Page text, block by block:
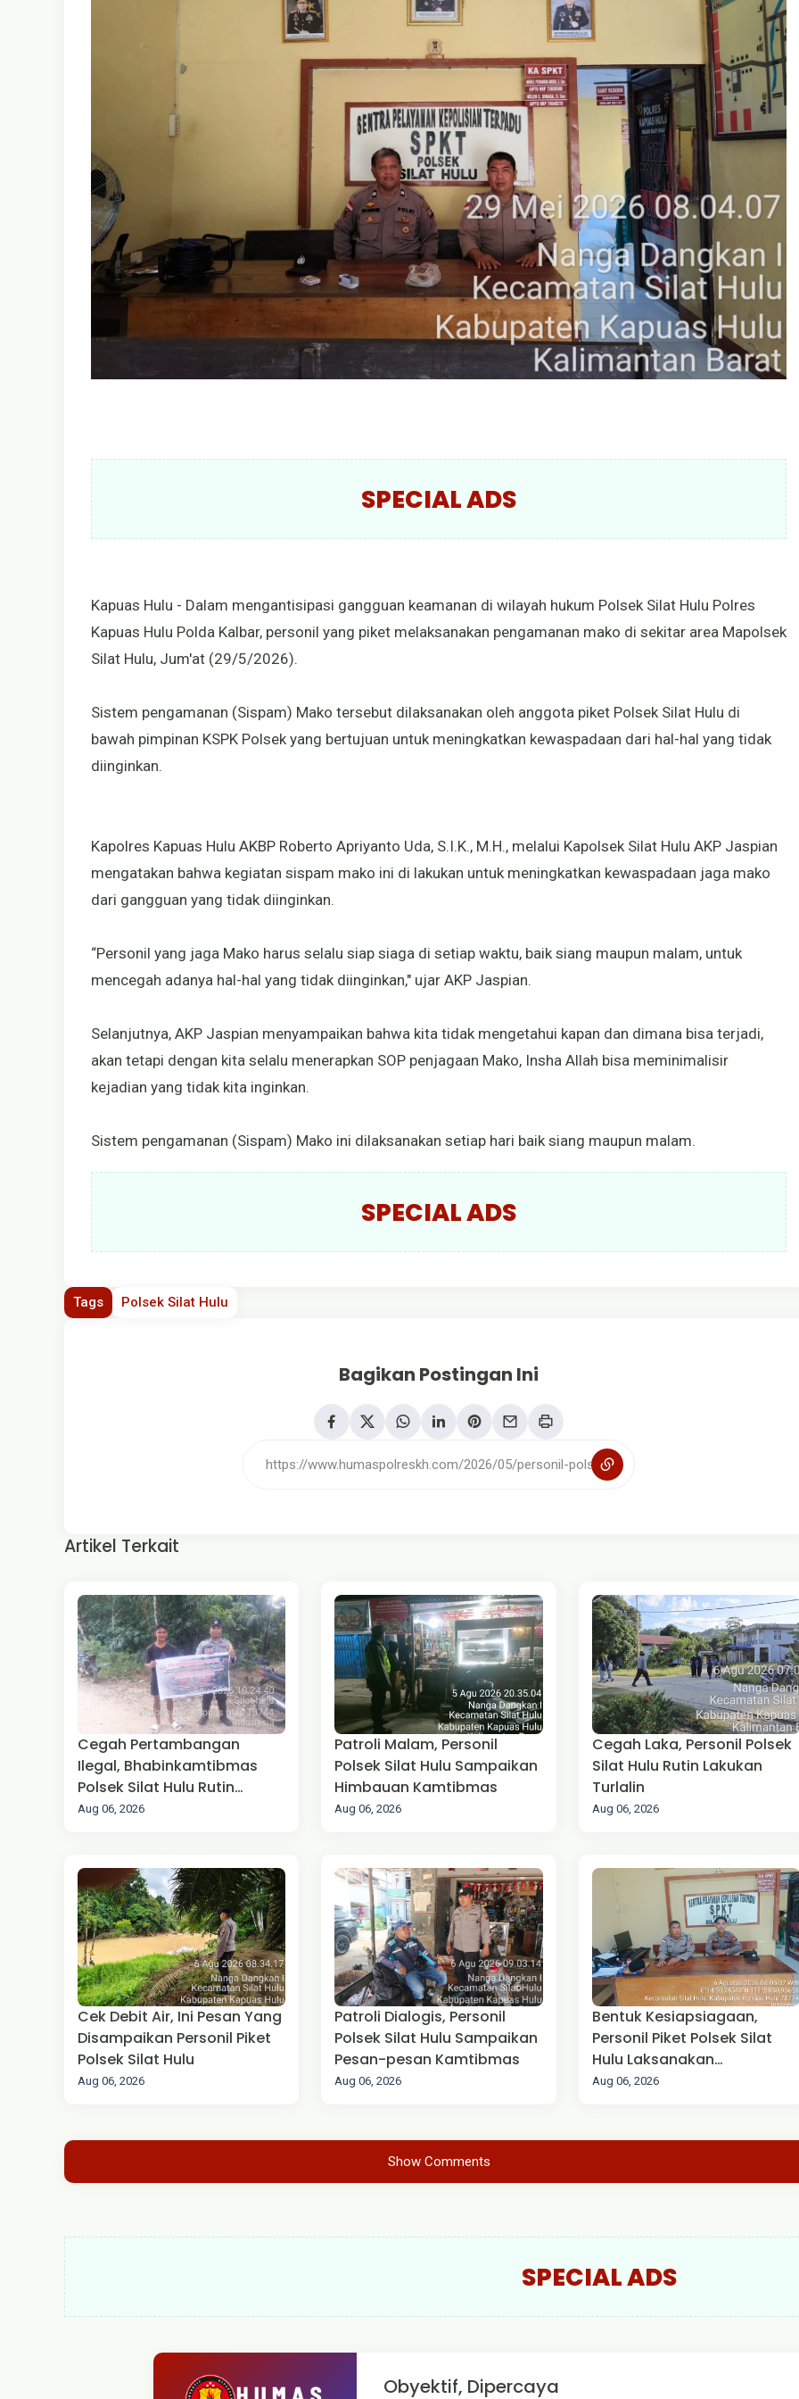
SPECIAL ADS
Kapuas Hulu - Dalam mengantisipasi gangguan keamanan di wilayah hukum Polsek Silat Hulu Polres
Kapuas Hulu Polda Kalbar, personil yang piket melaksanakan pengamanan mako di sekitar area Mapolsek
Silat Hulu, Jum'at (29/5/2026).
Sistem pengamanan (Sispam) Mako tersebut dilaksanakan oleh anggota piket Polsek Silat Hulu di
bawah pimpinan KSPK Polsek yang bertujuan untuk meningkatkan kewaspadaan dari hal-hal yang tidak
diinginkan.
Kapolres Kapuas Hulu AKBP Roberto Apriyanto Uda, S.I.K., M.H., melalui Kapolsek Silat Hulu AKP Jaspian
mengatakan bahwa kegiatan sispam mako ini di lakukan untuk meningkatkan kewaspadaan jaga mako
dari gangguan yang tidak diinginkan.
“Personil yang jaga Mako harus selalu siap siaga di setiap waktu, baik siang maupun malam, untuk
mencegah adanya hal-hal yang tidak diinginkan," ujar AKP Jaspian.
Selanjutnya, AKP Jaspian menyampaikan bahwa kita tidak mengetahui kapan dan dimana bisa terjadi,
akan tetapi dengan kita selalu menerapkan SOP penjagaan Mako, Insha Allah bisa meminimalisir
kejadian yang tidak kita inginkan.
Sistem pengamanan (Sispam) Mako ini dilaksanakan setiap hari baik siang maupun malam.
SPECIAL ADS
Tags Polsek Silat Hulu
Bagikan Postingan Ini
Artikel Terkait
Cegah Pertambangan
Ilegal, Bhabinkamtibmas
Polsek Silat Hulu Rutin
Berikan Sosialisasi
Aug 06, 2026
Patroli Malam, Personil
Polsek Silat Hulu Sampaikan
Himbauan Kamtibmas
Aug 06, 2026
Cegah Laka, Personil Polsek
Silat Hulu Rutin Lakukan
Turlalin
Aug 06, 2026
Cek Debit Air, Ini Pesan Yang
Disampaikan Personil Piket
Polsek Silat Hulu
Aug 06, 2026
Patroli Dialogis, Personil
Polsek Silat Hulu Sampaikan
Pesan-pesan Kamtibmas
Aug 06, 2026
Bentuk Kesiapsiagaan,
Personil Piket Polsek Silat
Hulu Laksanakan
Pengamanan Mako
Aug 06, 2026
Show Comments
SPECIAL ADS
Obyektif, Dipercaya